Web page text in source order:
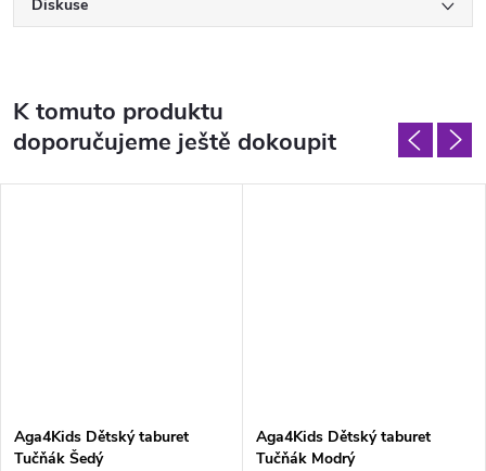
Diskuse
K tomuto produktu
doporučujeme ještě dokoupit
Aga4Kids Dětský taburet
Tučňák Šedý
Aga4Kids Dětský taburet
Tučňák Modrý